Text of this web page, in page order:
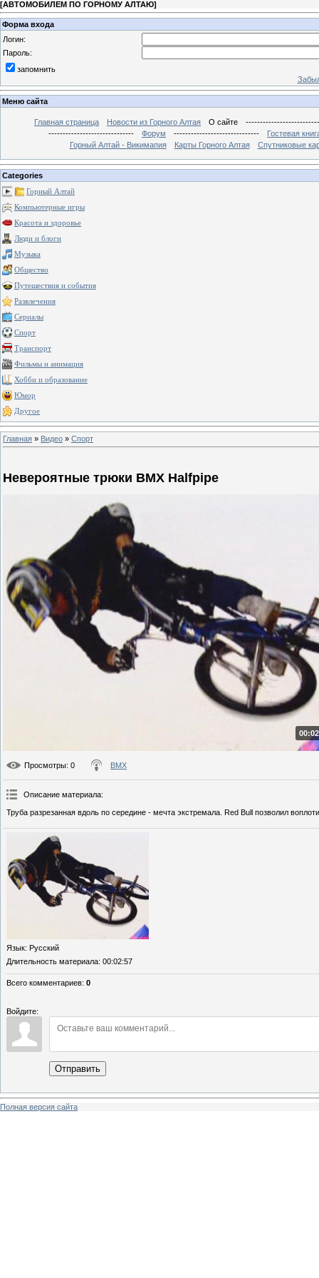
[АВТОМОБИЛЕМ ПО ГОРНОМУ АЛТАЮ]
Форма входа
Логин:
Пароль:
запомнить
Меню сайта
Главная страница Новости из Горного Алтая О сайте
------------------------------
Форум ------------------------------
Гостевая
Горный Алтай - Викимапия
Карты Горного Алтая Спутниковые
Categories
Горный Алтай
Компьютерные игры
Красота и здоровье
Люди и блоги
Музыка
Общество
Путешествия и события
Развлечения
Сериалы
Спорт
Транспорт
Фильмы и анимация
Хобби и образование
Юмор
Другое
Главная » Видео » Спорт
Невероятные трюки BMX Halfpipe
Просмотры: 0 BMX
Описание материала:
Труба разрезанная вдоль по середине - мечта экстремала. Red Bull позволил
Язык: Русский
Длительность материала: 00:02:57
Всего комментариев: 0
Войдите:
Отправить
Полная версия сайта